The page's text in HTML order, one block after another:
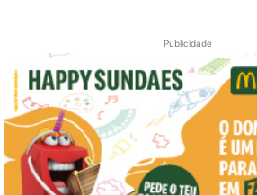
Publicidade